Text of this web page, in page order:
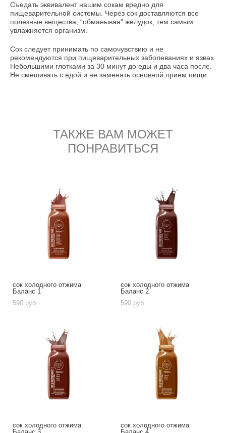
Съедать эквивалент нашим сокам вредно для
пищеварительной системы. Через сок доставляются все
полезные вещества, “обманывая” желудок, тем самым
увлажняется организм.
Сок следует принимать по самочувствию и не
рекомендуются при пищеварительных заболеваниях и язвах.
Небольшими глотками за 30 минут до еды и два часа после.
Не смешивать с едой и не заменять основной прием пищи.
ТАКЖЕ ВАМ МОЖЕТ
ПОНРАВИТЬСЯ
сок холодного отжима
Баланс 1
590 pуб.
сок холодного отжима
Баланс 2
590 pуб.
сок холодного отжима
сок холодного отжима